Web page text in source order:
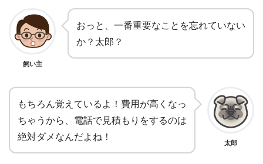
飼い主
おっと、一番重要なことを忘れていない
か？太郎？
もちろん覚えているよ！費用が高くなっ
ちゃうから、電話で見積もりをするのは
絶対ダメなんだよね！
太郎